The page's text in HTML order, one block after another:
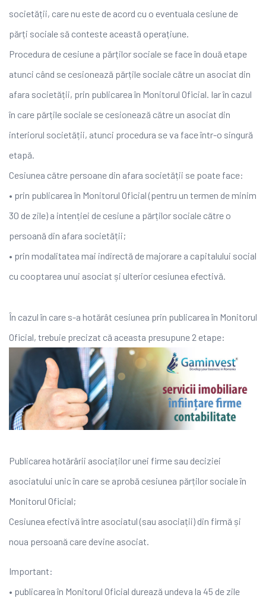
societății, care nu este de acord cu o eventuala cesiune de
părți sociale să conteste această operațiune.
Procedura de cesiune a părților sociale se face în două etape
atunci când se cesionează părțile sociale către un asociat din
afara societății, prin publicarea în Monitorul Oficial. Iar în cazul
în care părțile sociale se cesionează către un asociat din
interiorul societății, atunci procedura se va face într-o singură
etapă.
Cesiunea către persoane din afara societății se poate face:
• prin publicarea în Monitorul Oficial (pentru un termen de minim
30 de zile) a intenției de cesiune a părților sociale către o
persoană din afara societății;
• prin modalitatea mai indirectă de majorare a capitalului social
cu cooptarea unui asociat și ulterior cesiunea efectivă.
În cazul în care s-a hotărât cesiunea prin publicarea în Monitorul
Oficial, trebuie precizat că aceasta presupune 2 etape:
Publicarea hotărârii asociaților unei firme sau deciziei
asociatului unic în care se aprobă cesiunea părților sociale în
Monitorul Oficial;
Cesiunea efectivă între asociatul (sau asociații) din firmă și
noua persoană care devine asociat.
Important:
• publicarea în Monitorul Oficial durează undeva la 45 de zile